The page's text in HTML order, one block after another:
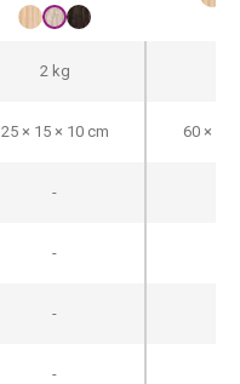
2 kg
25 × 15 × 10 cm 60 × 35
-
-
-
-